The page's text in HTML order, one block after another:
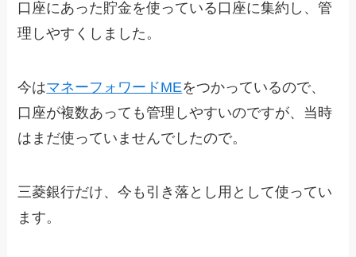
口座にあった貯金を使っている口座に集約し、管
理しやすくしました。
今はマネーフォワードMEをつかっているので、
口座が複数あっても管理しやすいのですが、当時
はまだ使っていませんでしたので。
三菱銀行だけ、今も引き落とし用として使ってい
ます。